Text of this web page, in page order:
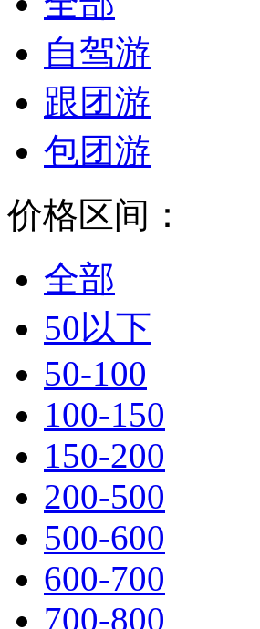
自驾游
跟团游
包团游
价格区间：
全部
50以下
50-100
100-150
150-200
200-500
500-600
600-700
700-800